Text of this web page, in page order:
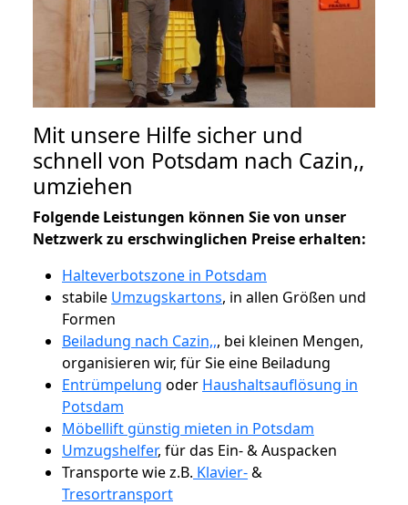
Mit unsere Hilfe sicher und
schnell von Potsdam nach Cazin,,
umziehen
Folgende Leistungen können Sie von unser
Netzwerk zu erschwinglichen Preise erhalten:
Halteverbotszone in Potsdam
stabile Umzugskartons, in allen Größen und
Formen
Beiladung nach Cazin,,, bei kleinen Mengen,
organisieren wir, für Sie eine Beiladung
Entrümpelung oder Haushaltsauflösung in
Potsdam
Möbellift günstig mieten in Potsdam
Umzugshelfer, für das Ein- & Auspacken
Transporte wie z.B. Klavier-&
Tresortransport